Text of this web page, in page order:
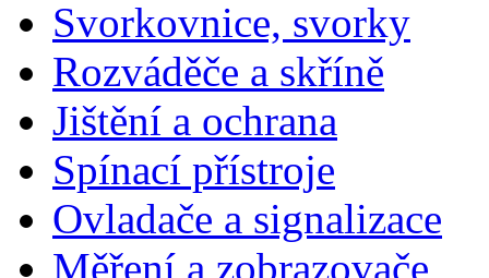
Svorkovnice, svorky
Rozváděče a skříně
Jištění a ochrana
Spínací přístroje
Ovladače a signalizace
Měření a zobrazovače